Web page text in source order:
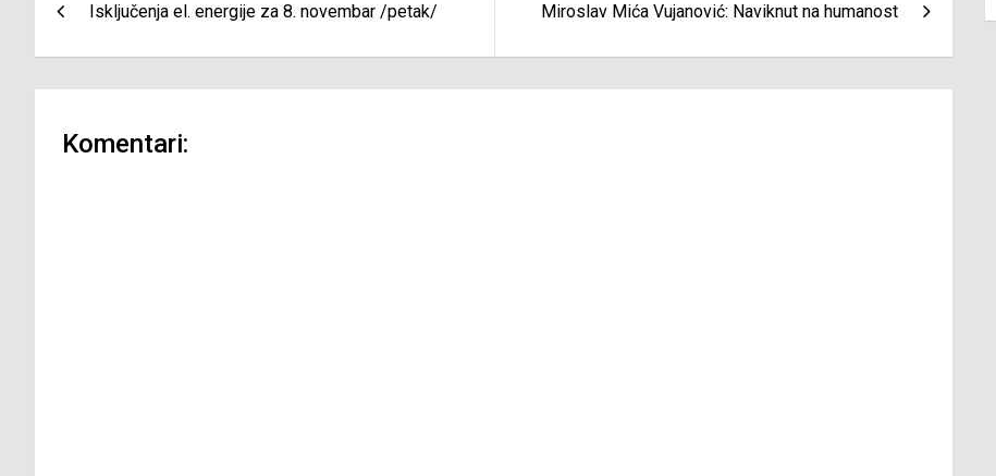
članaka
Isključenja el. energije za 8. novembar /petak/ Miroslav Mića Vujanović: Naviknut na humanost
Komentari: